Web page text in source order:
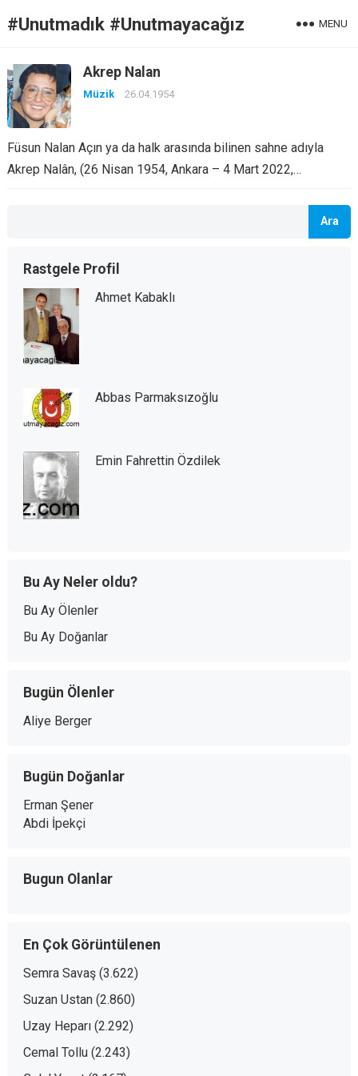
#Unutmadık #Unutmayacağız MENU
Akrep Nalan
Müzik 26.04.1954
Füsun Nalan Açın ya da halk arasında bilinen sahne adıyla
Akrep Nalân, (26 Nisan 1954, Ankara – 4 Mart 2022,…
Ara
Rastgele Profil
Ahmet Kabaklı
Abbas Parmaksızoğlu
Emin Fahrettin Özdilek
Bu Ay Neler oldu?
Bu Ay Ölenler
Bu Ay Doğanlar
Bugün Ölenler
Aliye Berger
Bugün Doğanlar
Erman Şener
Abdi İpekçi
Bugun Olanlar
En Çok Görüntülenen
Semra Savaş (3.622)
Suzan Ustan (2.860)
Uzay Heparı (2.292)
Cemal Tollu (2.243)